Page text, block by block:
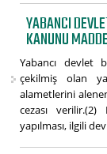
YABANCI
KANUNU
Yabancı devlet
çekilmiş olan
alametlerini
cezası
yapılması, ilgili